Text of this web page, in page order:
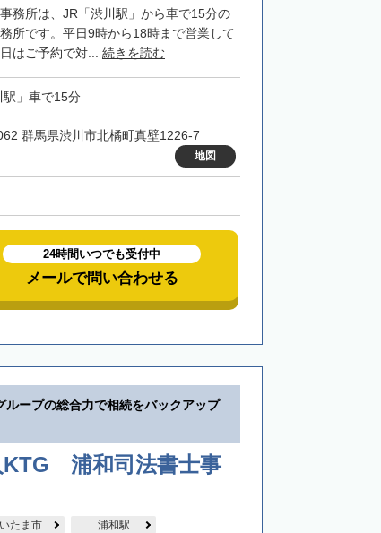
務所は、JR「渋川駅」から車で15分の
所です。平日9時から18時まで営業して
はご予約で対... 続きを読む
駅」車で15分
群馬県渋川市北橘町真壁1226-7
地図
24時間いつでも受付中
メールで問い合わせる
ループの総合力で相続をバックアップ
KTG 浦和司法書士事
たま市 浦和駅